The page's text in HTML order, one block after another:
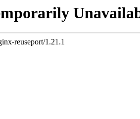
reuseport/1.21.1